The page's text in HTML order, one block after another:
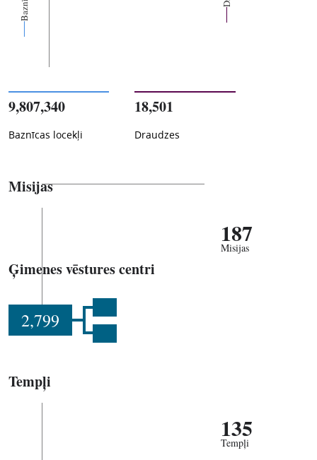
9,807,340
Baznīcas locekļi
18,501
Draudzes
Misijas
187
Misijas
Ģimenes vēstures centri
2,799
Tempļi
135
Tempļi